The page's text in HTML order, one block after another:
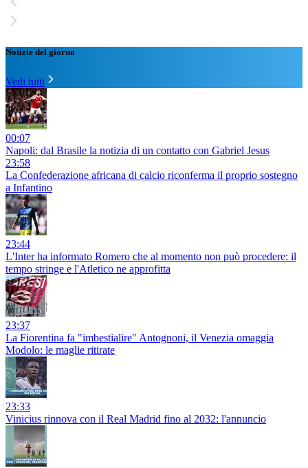
Notizie del giorno
Vedi tutti
00:07
Napoli: dal Brasile la notizia di un contatto con Gabriel Jesus
23:58
La Confederazione africana di calcio riconferma il proprio sostegno
a Infantino
23:44
L'Inter ha informato Romero che al momento non può procedere: il
tempo stringe e l'Atletico ne approfitta
23:37
La Fiorentina fa "imbestialire" Antognoni, il Venezia omaggia
Modolo: le maglie ritirate
23:33
Vinicius rinnova con il Real Madrid fino al 2032: l'annuncio